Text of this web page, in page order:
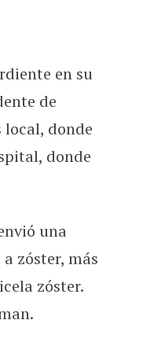
duraderos
en su
de
local, donde
donde
una
zóster, más
zóster.